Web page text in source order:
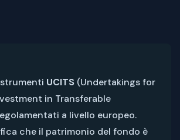
UCITS (Undertakings for
in Transferable
a livello europeo.
che il patrimonio del fondo è